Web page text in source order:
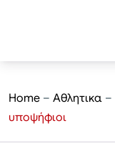
Home – Αθλητικα –
υποψήφιοι